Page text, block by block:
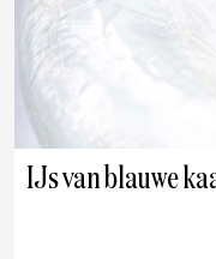
IJs van blauwe